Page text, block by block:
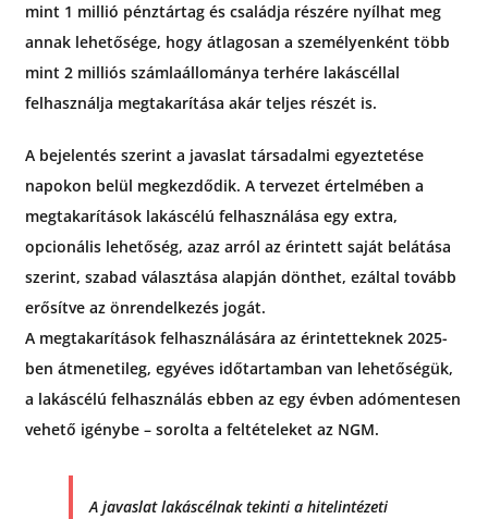
mint 1 millió pénztártag és családja részére nyílhat meg
annak lehetősége, hogy átlagosan a személyenként több
mint 2 milliós számlaállománya terhére lakáscéllal
felhasználja megtakarítása akár teljes részét is.
A bejelentés szerint a javaslat társadalmi egyeztetése
napokon belül megkezdődik. A tervezet értelmében a
megtakarítások lakáscélú felhasználása egy extra,
opcionális lehetőség, azaz arról az érintett saját belátása
szerint, szabad választása alapján dönthet, ezáltal tovább
erősítve az önrendelkezés jogát.
A megtakarítások felhasználására az érintetteknek 2025-
ben átmenetileg, egyéves időtartamban van lehetőségük,
a lakáscélú felhasználás ebben az egy évben adómentesen
vehető igénybe – sorolta a feltételeket az NGM.
A javaslat lakáscélnak tekinti a hitelintézeti